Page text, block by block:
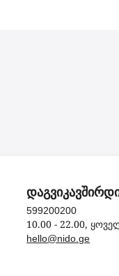
599200200
10.00 - 22.00,
hello@nido.ge